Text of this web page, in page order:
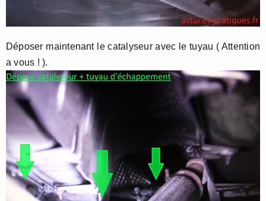
Déposer maintenant le catalyseur avec le tuyau ( Attention
a vous ! ).